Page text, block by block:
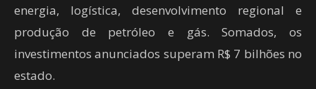
energia, logística, desenvolvimento regional e
produção de petróleo e gás. Somados, os
investimentos anunciados superam R$ 7 bilhões no
estado.